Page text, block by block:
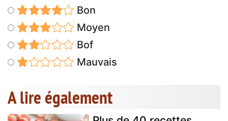
Bon
Moyen
Bof
Mauvais
A lire également